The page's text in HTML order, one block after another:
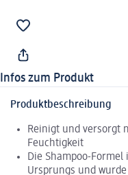
Infos zum Produkt
Produktbeschreibung
Reinigt und versorgt
Feuchtigkeit
Die Shampoo-
Ursprungs und